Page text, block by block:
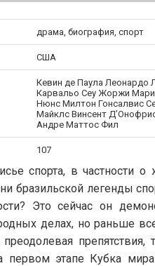
драма, биография, спорт
США
Кевин де Паула Леонардо
Карвальо Сеу Жоржи
Нюнс Милтон Гонсалвис
Майклс Винсент
Андре Маттос Фил
107
спорта, в
бразильской легенды
Это сейчас он
делах, но раньше
первом этапе Кубка